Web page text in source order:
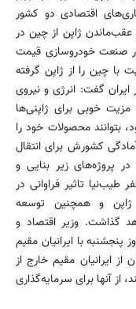
اقتصادی دو کشور
ژاپن از چین در
صنعت خودرو‌سازی قیمت
چین را از ژاپن گرفته
گفت: انرژی و نیروی
مزیت خوبی برای ژاپنی‌ها
بتوانند محصولات خود را
آمادگی کشورش برای انتقال
پروژه‌های زیر بنایی و
طیب‌نیا تاثیر فراوانی در
و همچنین توسعه
گذاشت. وزیر اقتصاد و
با ایرانیان مقیم
از ایرانیان مقیم خارج از
آنها برای سرمایه‌گذاری